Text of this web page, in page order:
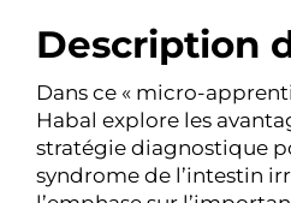
Description
Dans ce « micro-
Habal explore les
stratégie diagnostique
syndrome de l’intestin